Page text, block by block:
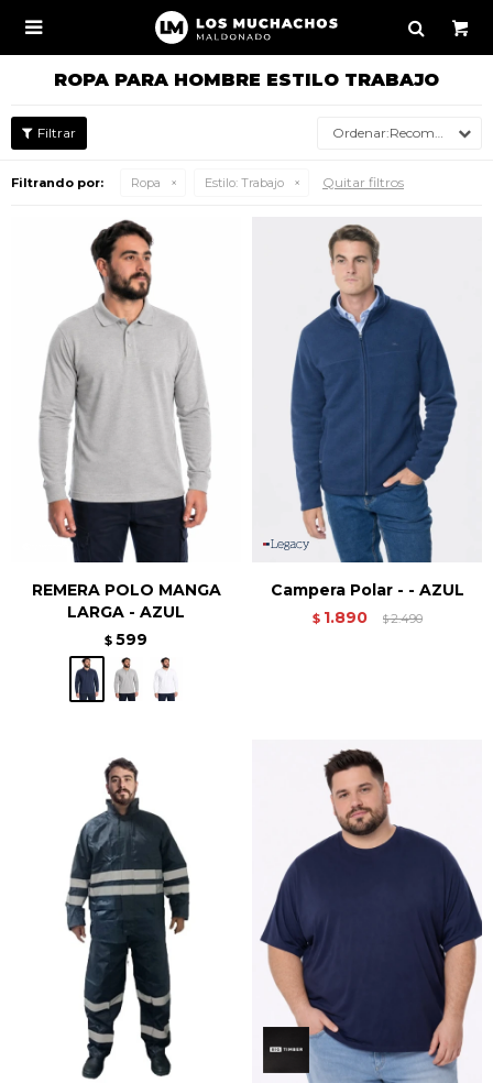

ROPA PARA HOMBRE ESTILO TRABAJO
Recomendados
Filtrando por: Ropa Estilo: Trabajo Quitar filtros
REMERA POLO MANGA
LARGA - AZUL
$ 599
Campera Polar - - AZUL
$ 1.890 $2.490